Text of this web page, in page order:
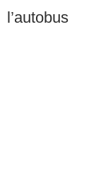
l’autobus